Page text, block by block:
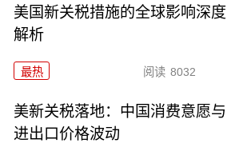
美国新关税措施的全球影响深度
解析
最热 阅读 8032
美新关税落地：中国消费意愿与
进出口价格波动